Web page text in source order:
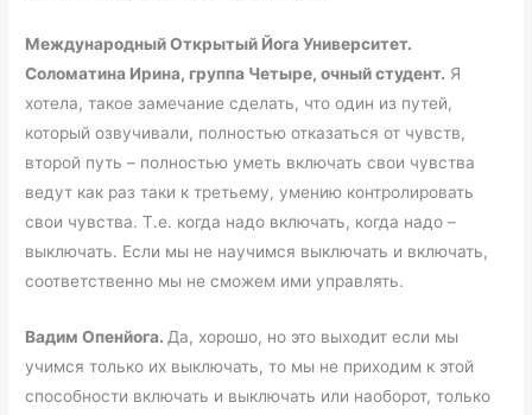
Международный Открытый Йога Университет.
Соломатина Ирина, группа Четыре, очный студент. Я
хотела, такое замечание сделать, что один из путей,
который озвучивали, полностью отказаться от чувств,
второй путь – полностью уметь включать свои чувства
ведут как раз таки к третьему, умению контролировать
свои чувства. Т.е. когда надо включать, когда надо –
выключать. Если мы не научимся выключать и включать,
соответственно мы не сможем ими управлять.
Вадим Опенйога. Да, хорошо, но это выходит если мы
учимся только их выключать, то мы не приходим к этой
способности включать и выключать или наоборот, только